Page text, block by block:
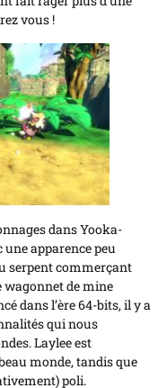
vous !
dans Yooka-
apparence peu
serpent commerçant
wagonnet de mine
dans l’ère 64-bits, il y a
qui nous
Laylee est
monde, tandis que
poli.